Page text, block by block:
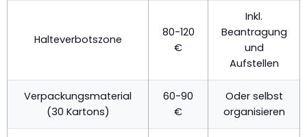
Halteverbotszone
80-120
€
Inkl.
Beantragung
und
Aufstellen
Verpackungsmaterial
(30 Kartons)
60-90
€
Oder selbst
organisieren